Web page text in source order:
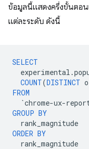
ข้อมูลนี้แสดงครึ่งขั้นตอ
แต่ละระดับ ดังนี้
SELECT
experimental .
COUNT(DISTINCT
FROM
`chrome-ux-
GROUP BY
rank_magnitude
ORDER BY
rank_magnitude